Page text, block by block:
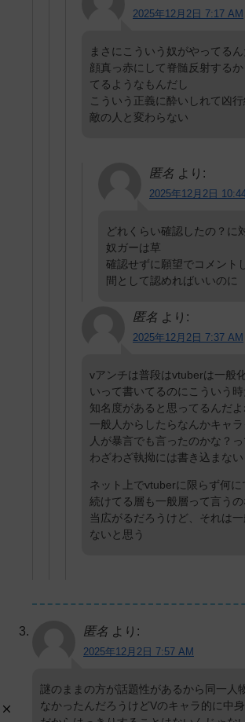
2025年12月2日 7:17 AM
まさにこういう奴がやってる
顔真っ赤にして脊髄反射する
てるようなもんだし
こういう正義に酔いしれて凶
敵の人と変わらない
匿名 より:
2025年12月2日
どれくらい確認したの？に
奴ガーは草
確認せずに願望でコメント
間として認めればいいのに
匿名 より:
2025年12月2日 7:37 AM
vアンチは普段はvtuberは一般
いって書いてるのにこういう
知名度があると思ってるんだよ
一般人からしたらなんかキャ
人が暴言でも言ったのかな？
わざわざ執拗には書き込まない
ネット上でvtuberに限らず何に
続けてる層も一般層って言う
当広がるだろうけど、それは
ないと思う
匿名 より:
2025年12月2日 7:57 AM
謎のままの方が話題性があるから同一人
なかったんだろうけどVのキャラ的に中